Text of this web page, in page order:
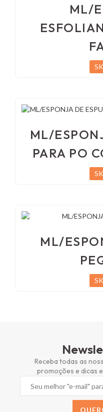
ML/
ML/
PARA PO
ML/
Receba todas as
promoções e dicas